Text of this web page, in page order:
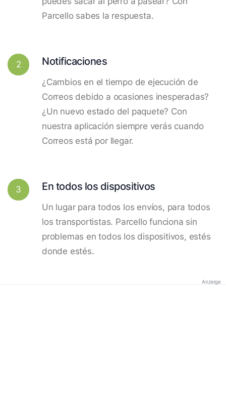
Parcello sabes la respuesta.
2 Notificaciones
¿Cambios en el tiempo de ejecución de
Correos debido a ocasiones inesperadas?
¿Un nuevo estado del paquete? Con
nuestra aplicación siempre verás cuando
Correos está por llegar.
3 En todos los dispositivos
Un lugar para todos los envíos, para todos
los transportistas. Parcello funciona sin
problemas en todos los dispositivos, estés
donde estés.
Anzeige